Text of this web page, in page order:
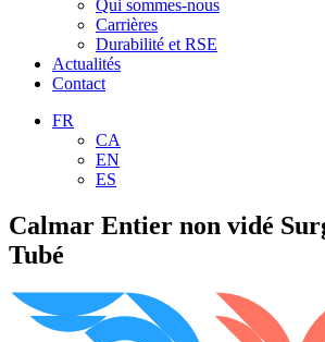
Qui sommes-nous
Carrières
Durabilité et RSE
Actualités
Contact
FR
CA
EN
ES
Calmar Entier non vidé
Tubé